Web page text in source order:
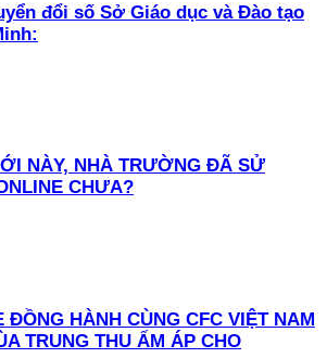
đổi số Sở Giáo dục và Đào tạo
NÀY, NHÀ TRƯỜNG ĐÃ SỬ
CHƯA?
ĐỒNG HÀNH CÙNG CFC VIỆT NAM
TRUNG THU ẤM ÁP CHO